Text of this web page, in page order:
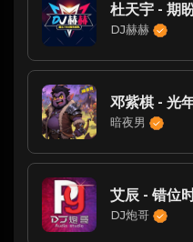
DJ赫赫
暗夜男
DJ炮哥